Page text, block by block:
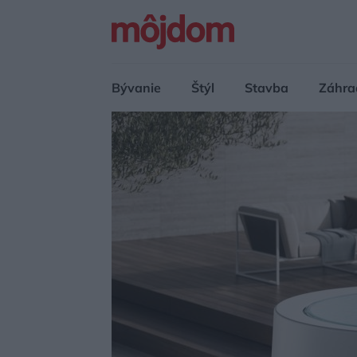
Bývanie Štýl Stavba